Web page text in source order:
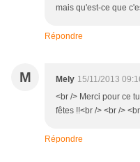
mais qu'est-ce que
Répondre
M Mely 15/11/2013
<br /> Merci pour ce
fêtes !!<br /> <br />
Répondre